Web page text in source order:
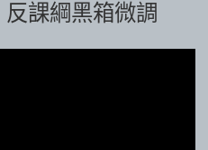
課綱黑箱微調